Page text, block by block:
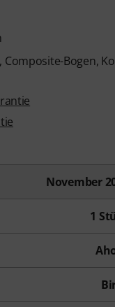
Composite-Bogen,
November
1